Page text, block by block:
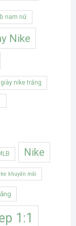
nam nữ
Nike
giày nike trắng
Nike
khuyến mãi
1:1